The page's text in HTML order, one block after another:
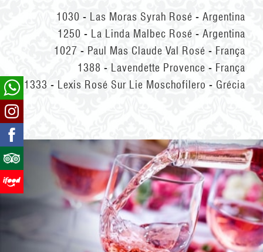
1030 - Las Moras Syrah Rosé - Argentina
1250 - La Linda Malbec Rosé - Argentina
1027 - Paul Mas Claude Val Rosé - França
1388 - Lavendette Provence - França
1333 - Lexis Rosé Sur Lie Moschofilero - Grécia